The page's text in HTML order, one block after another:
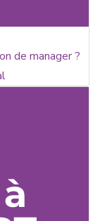
de manager ?